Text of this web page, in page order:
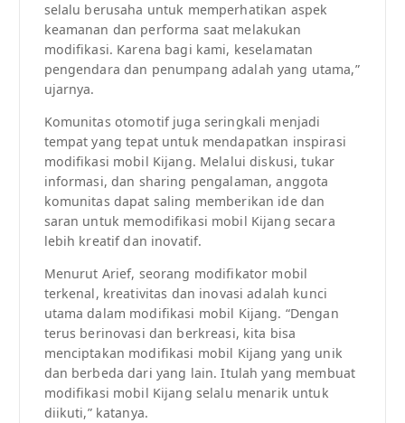
selalu berusaha untuk memperhatikan aspek
keamanan dan performa saat melakukan
modifikasi. Karena bagi kami, keselamatan
pengendara dan penumpang adalah yang utama,”
ujarnya.
Komunitas otomotif juga seringkali menjadi
tempat yang tepat untuk mendapatkan inspirasi
modifikasi mobil Kijang. Melalui diskusi, tukar
informasi, dan sharing pengalaman, anggota
komunitas dapat saling memberikan ide dan
saran untuk memodifikasi mobil Kijang secara
lebih kreatif dan inovatif.
Menurut Arief, seorang modifikator mobil
terkenal, kreativitas dan inovasi adalah kunci
utama dalam modifikasi mobil Kijang. “Dengan
terus berinovasi dan berkreasi, kita bisa
menciptakan modifikasi mobil Kijang yang unik
dan berbeda dari yang lain. Itulah yang membuat
modifikasi mobil Kijang selalu menarik untuk
diikuti,” katanya.